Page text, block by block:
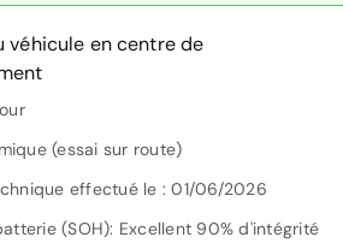
véhicule en centre de
(essai sur route)
effectué le : 01/06/2026
(SOH): Excellent 90% d'intégrité